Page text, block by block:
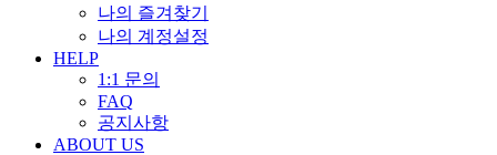
나의 즐겨찾기
나의 계정설정
HELP
1:1 문의
FAQ
공지사항
ABOUT US